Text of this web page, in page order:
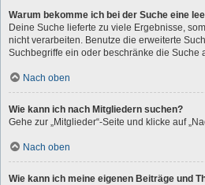
Warum bekomme ich bei der Suche eine
Deine Suche lieferte zu viele Ergebnisse,
nicht verarbeiten. Benutze die erweiterte
Suchbegriffe ein oder beschränke die Suche
Nach oben
Wie kann ich nach Mitgliedern suchen?
Gehe zur „Mitglieder“-Seite und klicke auf
Nach oben
Wie kann ich meine eigenen Beiträge und